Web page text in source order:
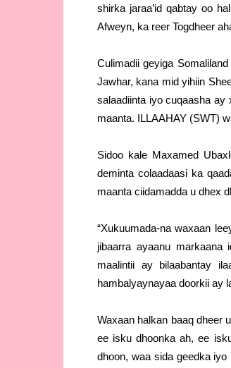
shirka jaraa’id qabtay oo
Afweyn, ka reer Togdheer
Culimadii geyiga
Jawhar, kana mid yihiin
salaadiinta iyo cuqaasha ay
maanta. ILLAAHAY (SWT)
Sidoo kale Maxamed
deminta colaadaasi ka
maanta ciidamadda u dhex
“Xukuumada-na waxaan
jibaarra ayaanu markaana
maalintii ay bilaabantay
hambalyaynayaa doorkii ay
Waxaan halkan baaq dheer
ee isku dhoonka ah, ee
dhoon, waa sida geedka